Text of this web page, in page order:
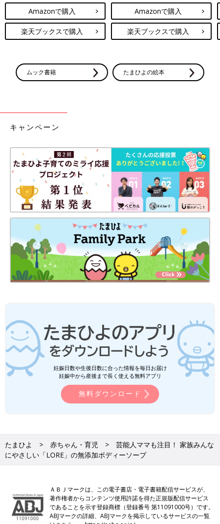
Amazonで購入
楽天ブックスで購入
Amazonで購入
楽天ブックスで購入
ムック書籍 たまひよの絵本
キャンペーン
妊娠日数や生後日数に合った情報を毎日お届け
妊娠中から産後まで長く使える無料アプリ
無料ダウンロード
たまひよ 赤ちゃん・育児
芸能人ママも注目！ 家族みんな
にやさしい「LORE」の無添加ボディーソープ
ＡＢＪマークは、この電子書店・電子書籍配信サービスが、
著作権者からコンテンツ使用許諾を得た正規版配信サービス
であることを示す登録商標（登録番号 第11091000号）です。
ABJマークの詳細、ABJマークを掲示しているサービスの一覧